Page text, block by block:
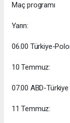
Maç programı
Yarın:
06.00 Türkiye-
10 Temmuz:
07.00 ABD-Türkiye
11 Temmuz: